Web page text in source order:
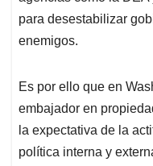
para desestabilizar
enemigos.
Es por ello que en
embajador en
la expectativa de la
política interna y